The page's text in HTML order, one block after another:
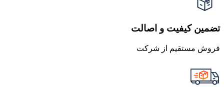
تضمین کیفیت و اصالت
فروش مستقیم از شرکت